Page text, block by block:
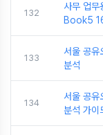
132
사무 업
Book5
133
서울 공유
분석
134
서울 공유
분석 가이